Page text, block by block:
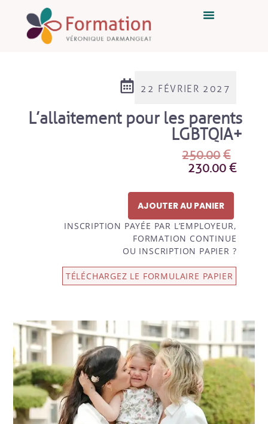
22 FÉVRIER 2027
L’allaitement pour les parents
LGBTQIA+
250.00 €
230.00 €
AJOUTER AU PANIER
INSCRIPTION PAYÉE PAR L’EMPLOYEUR,
FORMATION CONTINUE
OU INSCRIPTION PAPIER ?
TÉLÉCHARGEZ LE FORMULAIRE PAPIER